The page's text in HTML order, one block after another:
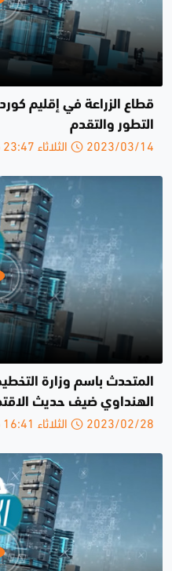
قطاع الزراعة في إقليم
التطور والتقدم
2023/03/14 الثلاثاء 23:47 م
المتحدث باسم وزارة
الهنداوي ضيف حديث
2023/02/28 الثلاثاء 16:41 م